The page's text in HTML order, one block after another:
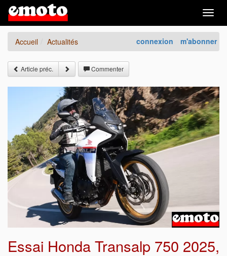
connexion m'abonner
Accueil Actualités
Article préc. Commenter
Essai Honda Transalp 750 2025,